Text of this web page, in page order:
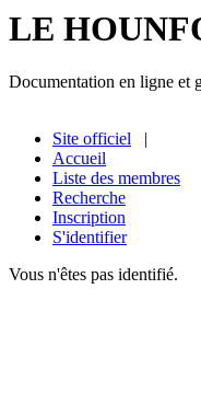
LE
Documentation en ligne et
Site officiel |
Accueil
Liste des membres
Recherche
Inscription
S'identifier
Vous n'êtes pas identifié.